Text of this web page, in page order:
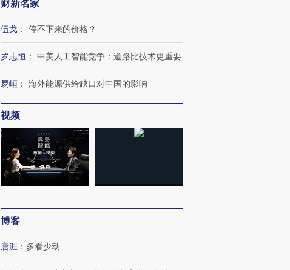
财新名家
伍戈 ： 停不下来的价格？
罗志恒 ： 中美人工智能竞争：道路比技术更重要
易峘 ： 海外能源供给缺口对中国的影响
视频
博客
唐涯 ： 多看少动